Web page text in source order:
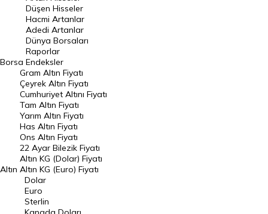
Hacmi Artanlar
Geçmiş Kapanışlar
Dünya Borsaları
Raporlar
Endeksler
DÖVİZ
Döviz Kuru
Dolar Kuru
Euro Kuru
Pound Kuru
Borsa
Düşen Hisseler
Hacmi Artanlar
Adedi Artanlar
Dünya Borsaları
Raporlar
Endeksler
Altın
Gram Altın Fiyatı
Çeyrek Altın Fiyatı
Cumhuriyet Altını Fiyatı
Tam Altın Fiyatı
Yarım Altın Fiyatı
Has Altın Fiyatı
Ons Altın Fiyatı
22 Ayar Bilezik Fiyatı
Altın KG (Dolar) Fiyatı
Altın KG (Euro) Fiyatı
Dolar
Euro
Sterlin